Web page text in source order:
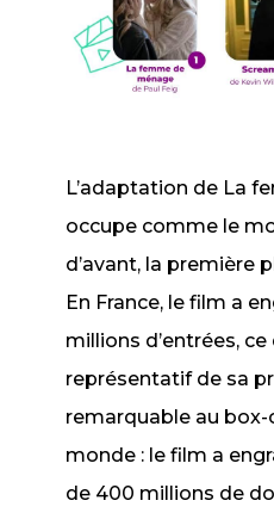
L’adaptation de La
occupe comme le
d’avant, la première
En France, le film a
millions d’entrées,
représentatif de sa
remarquable au
monde : le film a
de 400 millions de